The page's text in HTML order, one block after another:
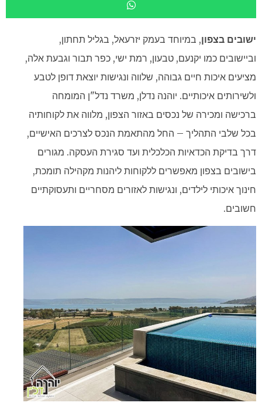
ישובים בצפון, במיוחד בעמק יזרעאל, בגליל תחתון,
וביישובים כמו יקנעם, טבעון, רמת ישי, כפר תבור וגבעת אלה,
מציעים איכות חיים גבוהה, שלווה ונגישות יוצאת דופן לטבע
ולשירותים איכותיים. יוהנה נדלן, משרד נדל"ן המומחה
ברכישה ומכירה של נכסים באזור הצפון, מלווה את לקוחותיה
בכל שלבי התהליך – החל מהתאמת הנכס לצרכים האישיים,
דרך בדיקת הכדאיות הכלכלית ועד סגירת העסקה. מגורים
בישובים בצפון מאפשרים ללקוחות ליהנות מקהילה תומכת,
חינוך איכותי לילדים, ונגישות לאזורים מסחריים ותעסוקתיים
חשובים.